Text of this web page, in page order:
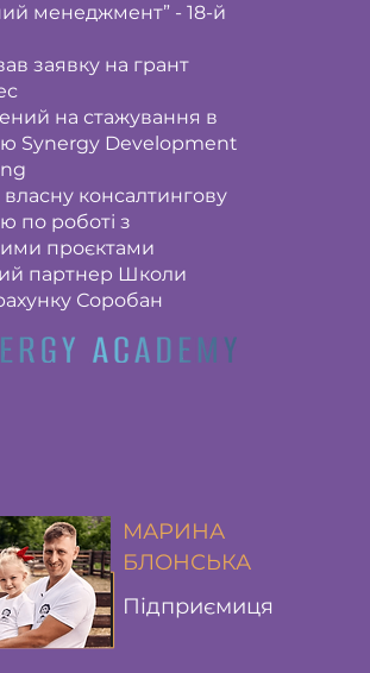
менеджмент” - 18-й
заявку на грант
на стажування в
Synergy Development
власну консалтингову
по роботі з
проєктами
партнер Школи
Соробан
МАРИНА
БЛОНСЬКА
Підприємиця